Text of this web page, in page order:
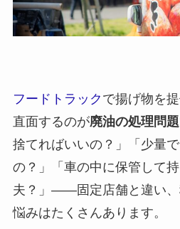
フードトラック で揚げ物を
直面するのが廃油の処理問題
捨てればいいの？」「少量
の？」「車の中に保管して
夫？」——固定店舗と違い、
悩みはたくさんあります。